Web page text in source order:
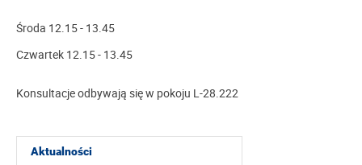
Aktualności
Środa 12.15- 13.45
Czwartek 12.15- 13.45
Konsultacje odbywają się w pokoju L-28.222